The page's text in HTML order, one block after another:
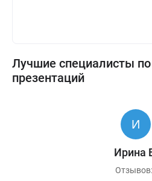
Лучшие специалисты
презентаций
Ирина